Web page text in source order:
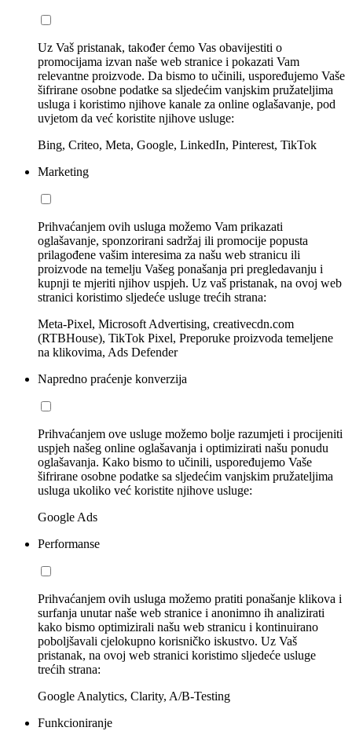
Uz Vaš pristanak, također ćemo Vas obavijestiti o
promocijama izvan naše web stranice i pokazati Vam
relevantne proizvode. Da bismo to učinili, uspoređujemo Vaše
šifrirane osobne podatke sa sljedećim vanjskim pružateljima
usluga i koristimo njihove kanale za online oglašavanje, pod
uvjetom da već koristite njihove usluge:
Bing, Criteo, Meta, Google, LinkedIn, Pinterest, TikTok
Marketing
Prihvaćanjem ovih usluga možemo Vam prikazati
oglašavanje, sponzorirani sadržaj ili promocije popusta
prilagođene vašim interesima za našu web stranicu ili
proizvode na temelju Vašeg ponašanja pri pregledavanju i
kupnji te mjeriti njihov uspjeh. Uz vaš pristanak, na ovoj web
stranici koristimo sljedeće usluge trećih strana:
Meta-Pixel, Microsoft Advertising, creativecdn.com
(RTBHouse), TikTok Pixel, Preporuke proizvoda temeljene
na klikovima, Ads Defender
Napredno praćenje konverzija
Prihvaćanjem ove usluge možemo bolje razumjeti i procijeniti
uspjeh našeg online oglašavanja i optimizirati našu ponudu
oglašavanja. Kako bismo to učinili, uspoređujemo Vaše
šifrirane osobne podatke sa sljedećim vanjskim pružateljima
usluga ukoliko već koristite njihove usluge:
Google Ads
Performanse
Prihvaćanjem ovih usluga možemo pratiti ponašanje klikova i
surfanja unutar naše web stranice i anonimno ih analizirati
kako bismo optimizirali našu web stranicu i kontinuirano
poboljšavali cjelokupno korisničko iskustvo. Uz Vaš
pristanak, na ovoj web stranici koristimo sljedeće usluge
trećih strana:
Google Analytics, Clarity, A/B-Testing
Funkcioniranje